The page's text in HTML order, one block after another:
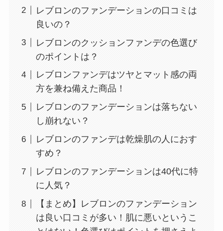
レブロンのファンデーションの口コミは
良いの？
レブロンのクッションファンデの色選び
のポイントは？
レブロンファンデはツヤとマット感の両
方を兼ね備えた商品！
レブロンのファンデーションは落ちない
し崩れない？
レブロンのファンデは乾燥肌の人におす
すめ？
レブロンのファンデーションは40代に特
に人気？
【まとめ】レブロンのファンデーション
は良い口コミが多い！肌に悪いというこ